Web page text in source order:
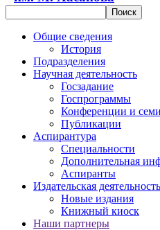
Общие сведения
История
Подразделения
Научная деятельность
Госзадание
Госпрограммы
Конференции и
Публикации
Аспирантура
Специальности
Дополнительная
Аспиранты
Издательская деятельность
Новые издания
Книжный киоск
Наши партнеры